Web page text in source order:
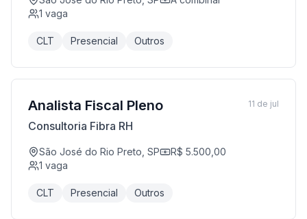
1 vaga
CLT Presencial Outros
Analista Fiscal Pleno
Consultoria Fibra RH
São José do Rio Preto, SP
R$ 5.500,00
1 vaga
CLT Presencial Outros
11 de jul